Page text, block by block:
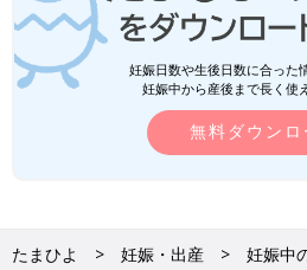
妊娠日数や生後日数に合った
妊娠中から産後まで長く使
無料ダウンロ
たまひよ 妊娠・出産 妊娠中